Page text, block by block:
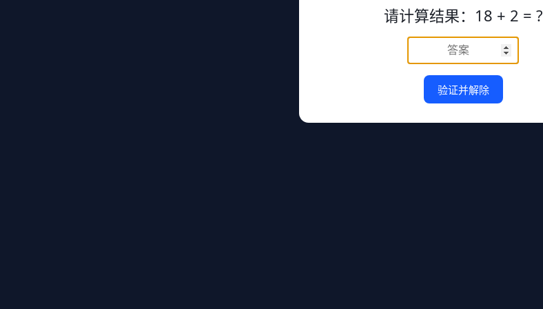
请计算结果：18 + 2 = ?
验证并解除